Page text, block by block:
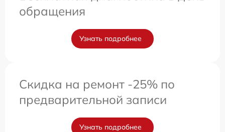
обращения
Узнать подробнее
Скидка на ремонт -25% по
предварительной записи
Узнать подробнее